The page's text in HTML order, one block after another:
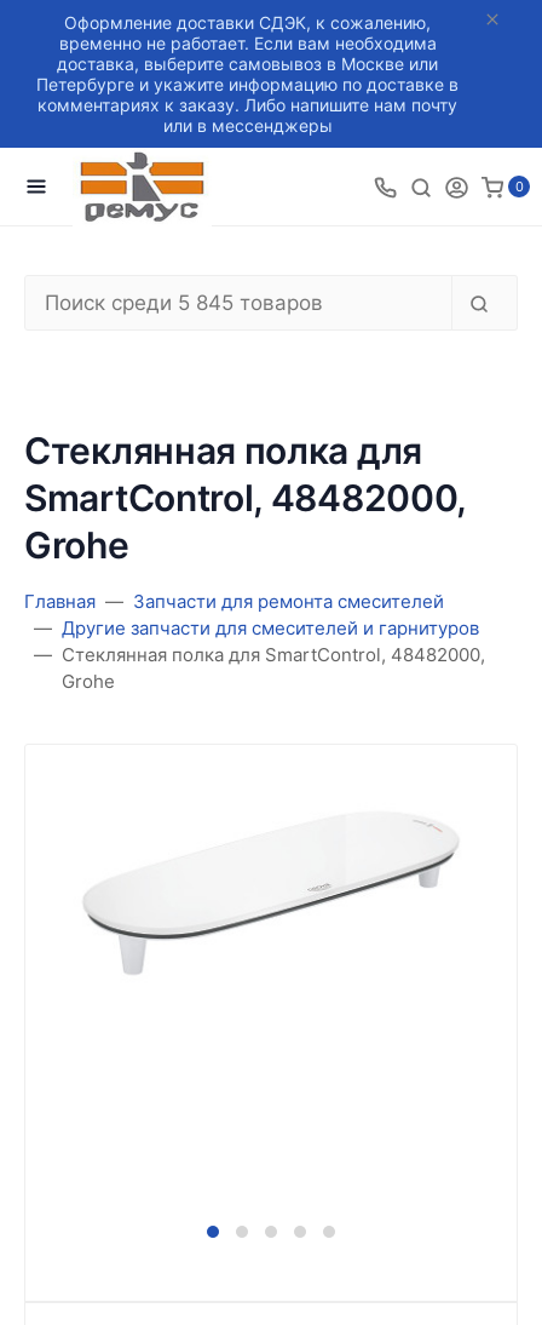
Оформление доставки СДЭК, к сожалению,
временно не работает. Если вам необходима
доставка, выберите самовывоз в Москве или
Петербурге и укажите информацию по доставке в
комментариях к заказу. Либо напишите нам почту
или в мессенджеры
0
Стеклянная полка для
SmartControl, 48482000,
Grohe
Главная
Запчасти для ремонта смесителей
Другие запчасти для смесителей и гарнитуров
Стеклянная полка для SmartControl, 48482000,
Grohe